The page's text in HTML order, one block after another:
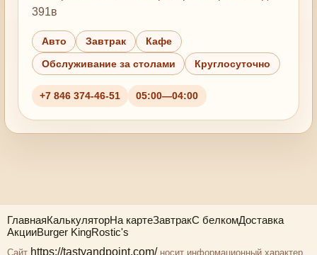
391в
Авто Завтрак Кафе
Обслуживание за столами Круглосуточно
+7 846 374-46-51 05:00—04:00
ГлавнаяКалькуляторНа картеЗавтракС белкомДоставка
АкцииBurger KingRostic's
Сайт https://tastyandpoint.com/ носит информационный характер